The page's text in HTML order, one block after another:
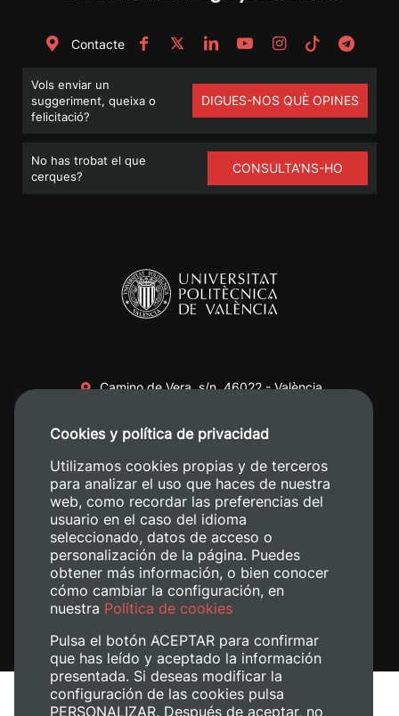
Contacte
Vols enviar un
suggeriment, queixa o
felicitació?
DIGUES-NOS QUÈ OPINES
No has trobat el que
cerques?
CONSULTA'NS-HO
Camino de Vera, s/n. 46022 - València
+34 620 04 00 50
Avís legal
Cookies y política de privacidad
Utilizamos cookies propias y de terceros
para analizar el uso que haces de nuestra
web, como recordar las preferencias del
usuario en el caso del idioma
seleccionado, datos de acceso o
personalización de la página. Puedes
obtener más información, o bien conocer
cómo cambiar la configuración, en
nuestra Política de cookies
Pulsa el botón ACEPTAR para confirmar
que has leído y aceptado la información
presentada. Si deseas modificar la
configuración de las cookies pulsa
PERSONALIZAR. Después de aceptar, no